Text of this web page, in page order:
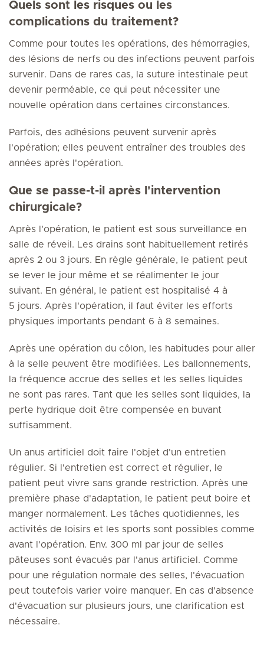
Quels sont les risques ou les
complications du traitement?
Comme pour toutes les opérations, des hémorragies,
des lésions de nerfs ou des infections peuvent parfois
survenir. Dans de rares cas, la suture intestinale peut
devenir perméable, ce qui peut nécessiter une
nouvelle opération dans certaines circonstances.
Parfois, des adhésions peuvent survenir après
l'opération; elles peuvent entraîner des troubles des
années après l'opération.
Que se passe-t-il après l'intervention
chirurgicale?
Après l'opération, le patient est sous surveillance en
salle de réveil. Les drains sont habituellement retirés
après 2 ou 3 jours. En règle générale, le patient peut
se lever le jour même et se réalimenter le jour
suivant. En général, le patient est hospitalisé 4 à
5 jours. Après l'opération, il faut éviter les efforts
physiques importants pendant 6 à 8 semaines.
Après une opération du côlon, les habitudes pour aller
à la selle peuvent être modifiées. Les ballonnements,
la fréquence accrue des selles et les selles liquides
ne sont pas rares. Tant que les selles sont liquides, la
perte hydrique doit être compensée en buvant
suffisamment.
Un anus artificiel doit faire l'objet d'un entretien
régulier. Si l'entretien est correct et régulier, le
patient peut vivre sans grande restriction. Après une
première phase d'adaptation, le patient peut boire et
manger normalement. Les tâches quotidiennes, les
activités de loisirs et les sports sont possibles comme
avant l'opération. Env. 300 ml par jour de selles
pâteuses sont évacués par l'anus artificiel. Comme
pour une régulation normale des selles, l'évacuation
peut toutefois varier voire manquer. En cas d'absence
d'évacuation sur plusieurs jours, une clarification est
nécessaire.